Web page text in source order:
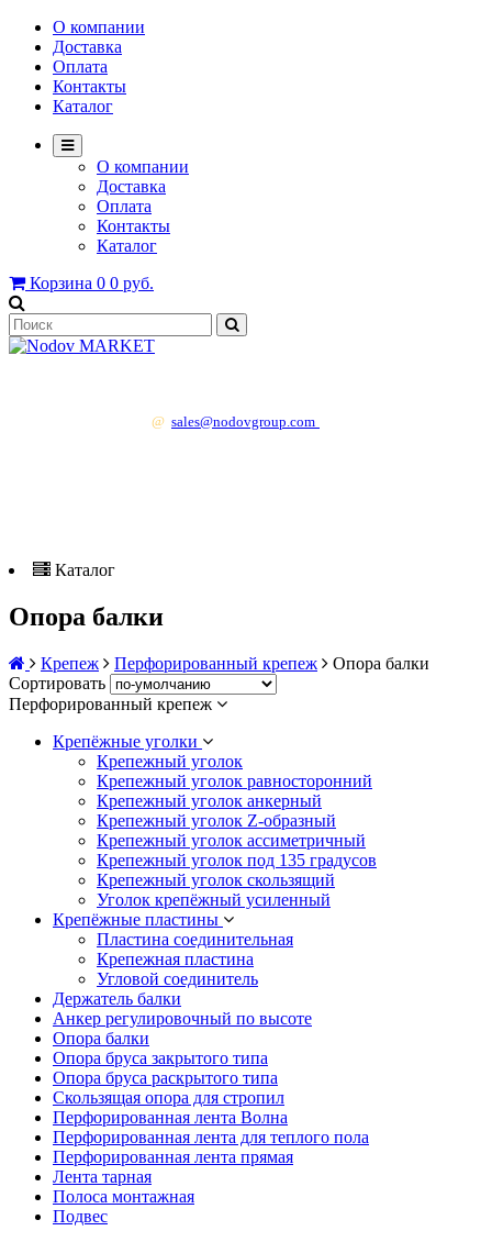
О компании
Доставка
Оплата
Контакты
Каталог
О компании
Доставка
Оплата
Контакты
Каталог
Корзина 0 0 руб.
@ sales@nodovgroup.com
Каталог
Опора балки
Крепеж Перфорированный крепеж
Опора балки
Сортировать
Перфорированный крепеж
Крепёжные уголки
Крепежный уголок
Крепежный уголок равносторонний
Крепежный уголок анкерный
Крепежный уголок Z-образный
Крепежный уголок ассиметричный
Крепежный уголок под 135 градусов
Крепежный уголок скользящий
Уголок крепёжный усиленный
Крепёжные пластины
Пластина соединительная
Крепежная пластина
Угловой соединитель
Держатель балки
Анкер регулировочный по высоте
Опора балки
Опора бруса закрытого типа
Опора бруса раскрытого типа
Скользящая опора для стропил
Перфорированная лента Волна
Перфорированная лента для теплого пола
Перфорированная лента прямая
Лента тарная
Полоса монтажная
Подвес